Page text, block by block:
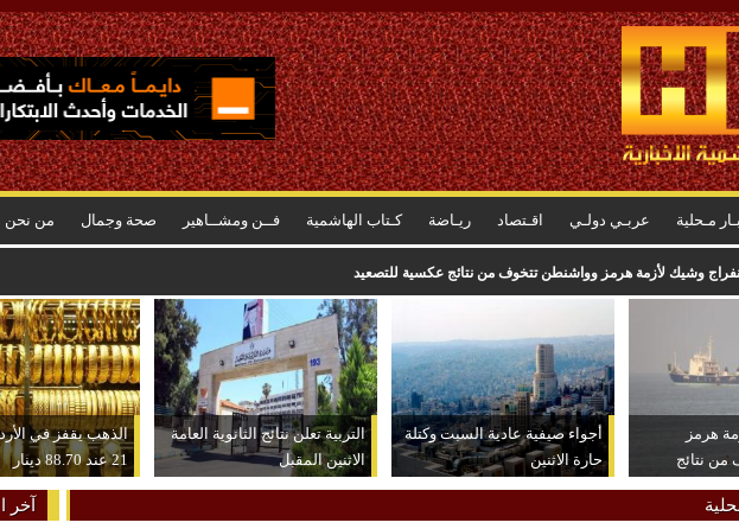
مـحلية عربـي دولـي اقـتصاد ريـاضة كـتاب الهاشمية فــن ومشــاهير صحة وجمال من نحن
انفراج وشيك لأزمة هرمز وواشنطن تتخوف من نتائج عكسية للتصعيد
هرمز
نتائج
أجواء صيفية عادية السبت وكتلة
حارة الاثنين
التربية تعلن نتائج الثانوية العامة
الاثنين المقبل
الذهب يقفز في
21 عند 88.70 دينار
آخر